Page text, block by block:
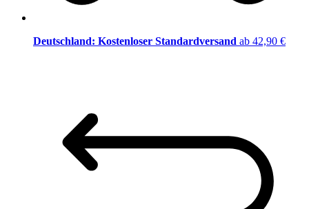
Deutschland: Kostenloser Standardversand ab 42,90 €